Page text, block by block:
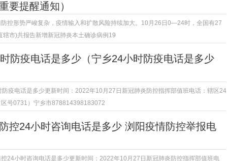
要提醒通知）
防控形势严峻复杂，疫情输入和扩散风险持续加大。10月26日0—24时，全国有27
辖市)共报告新增新冠肺炎本土确诊病例19
防疫电话是多少（宁乡24小时防疫电话是多少
防疫电话是多少更新时间：2022年10月27日新冠肺炎防控指挥部值班电话：辖区24
号0731）宁乡市878814398183072
控24小时咨询电话是多少 浏阳疫情防控举报电
24小时咨询电话是多少更新时间：2022年10月27日新冠肺炎防控指挥部值班电